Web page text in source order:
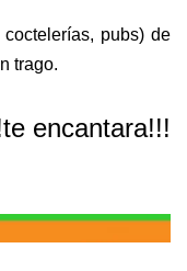
pubs) de
trago.
encantara!!!